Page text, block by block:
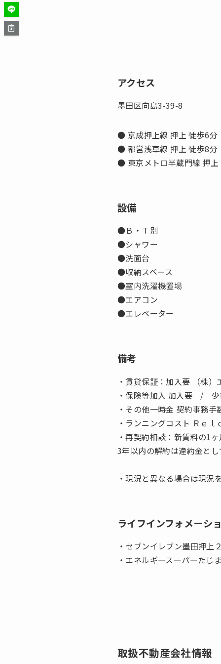
アクセス
墨田区向島3-39-8
● 京成押上線 押上 徒歩6分
● 都営浅草線 押上 徒歩8分
● 東京メトロ半蔵門線 押上
設備
●Ｂ・Ｔ別
●シャワー
●洗面台
●収納スペース
●室内洗濯機置場
●エアコン
●エレベーター
備考
・賃貸保証：加入要 （株
・保険等加入 加入要 /
・その他一時金 契約事務
・ランニングコスト Ｒｅ
・再契約相談：新賃料の1
3年以内の解約は違約金と
・現況と異なる場合は現況
ライフインフォメーシ
・セブンイレブン墨田押
・エネルギースーパーたじ
取扱不動産会社情報